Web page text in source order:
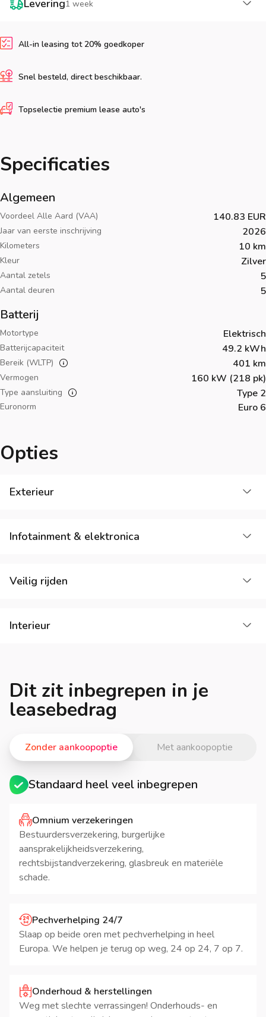
Levering1 week
All-in leasing tot 20% goedkoper
Snel besteld, direct beschikbaar.
Topselectie premium lease auto's
Specificaties
Algemeen
Voordeel Alle Aard (VAA) 140.83 EUR
Jaar van eerste inschrijving 2026
Kilometers 10 km
Kleur Zilver
Aantal zetels 5
Aantal deuren 5
Batterij
Motortype Elektrisch
Batterijcapaciteit 49.2 kWh
Bereik (WLTP) 401 km
Vermogen 160 kW (218 pk)
Type aansluiting Type 2
Euronorm Euro 6
Opties
Exterieur
Infotainment & elektronica
Veilig rijden
Interieur
Dit zit inbegrepen in je
leasebedrag
Met aankoopoptie
Zonder aankoopoptie
Standaard heel veel inbegrepen
Omnium verzekeringen
Bestuurdersverzekering, burgerlijke
aansprakelijkheidsverzekering,
rechtsbijstandverzekering, glasbreuk en materiële
schade.
Pechverhelping 24/7
Slaap op beide oren met pechverhelping in heel
Europa. We helpen je terug op weg, 24 op 24, 7 op 7.
Onderhoud & herstellingen
Weg met slechte verrassingen! Onderhouds- en